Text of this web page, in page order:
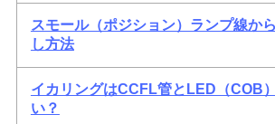
スモール（ポジション）ランプ線か
し方法
イカリングはCCFL管とLED（COB
い？